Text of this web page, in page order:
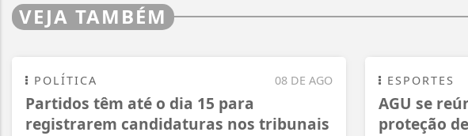
VEJA TAMBÉM
08 DE AGO
POLÍTICA
Partidos têm até o dia 15 para
registrarem candidaturas nos tribunais
ESPORTES
AGU se
proteção